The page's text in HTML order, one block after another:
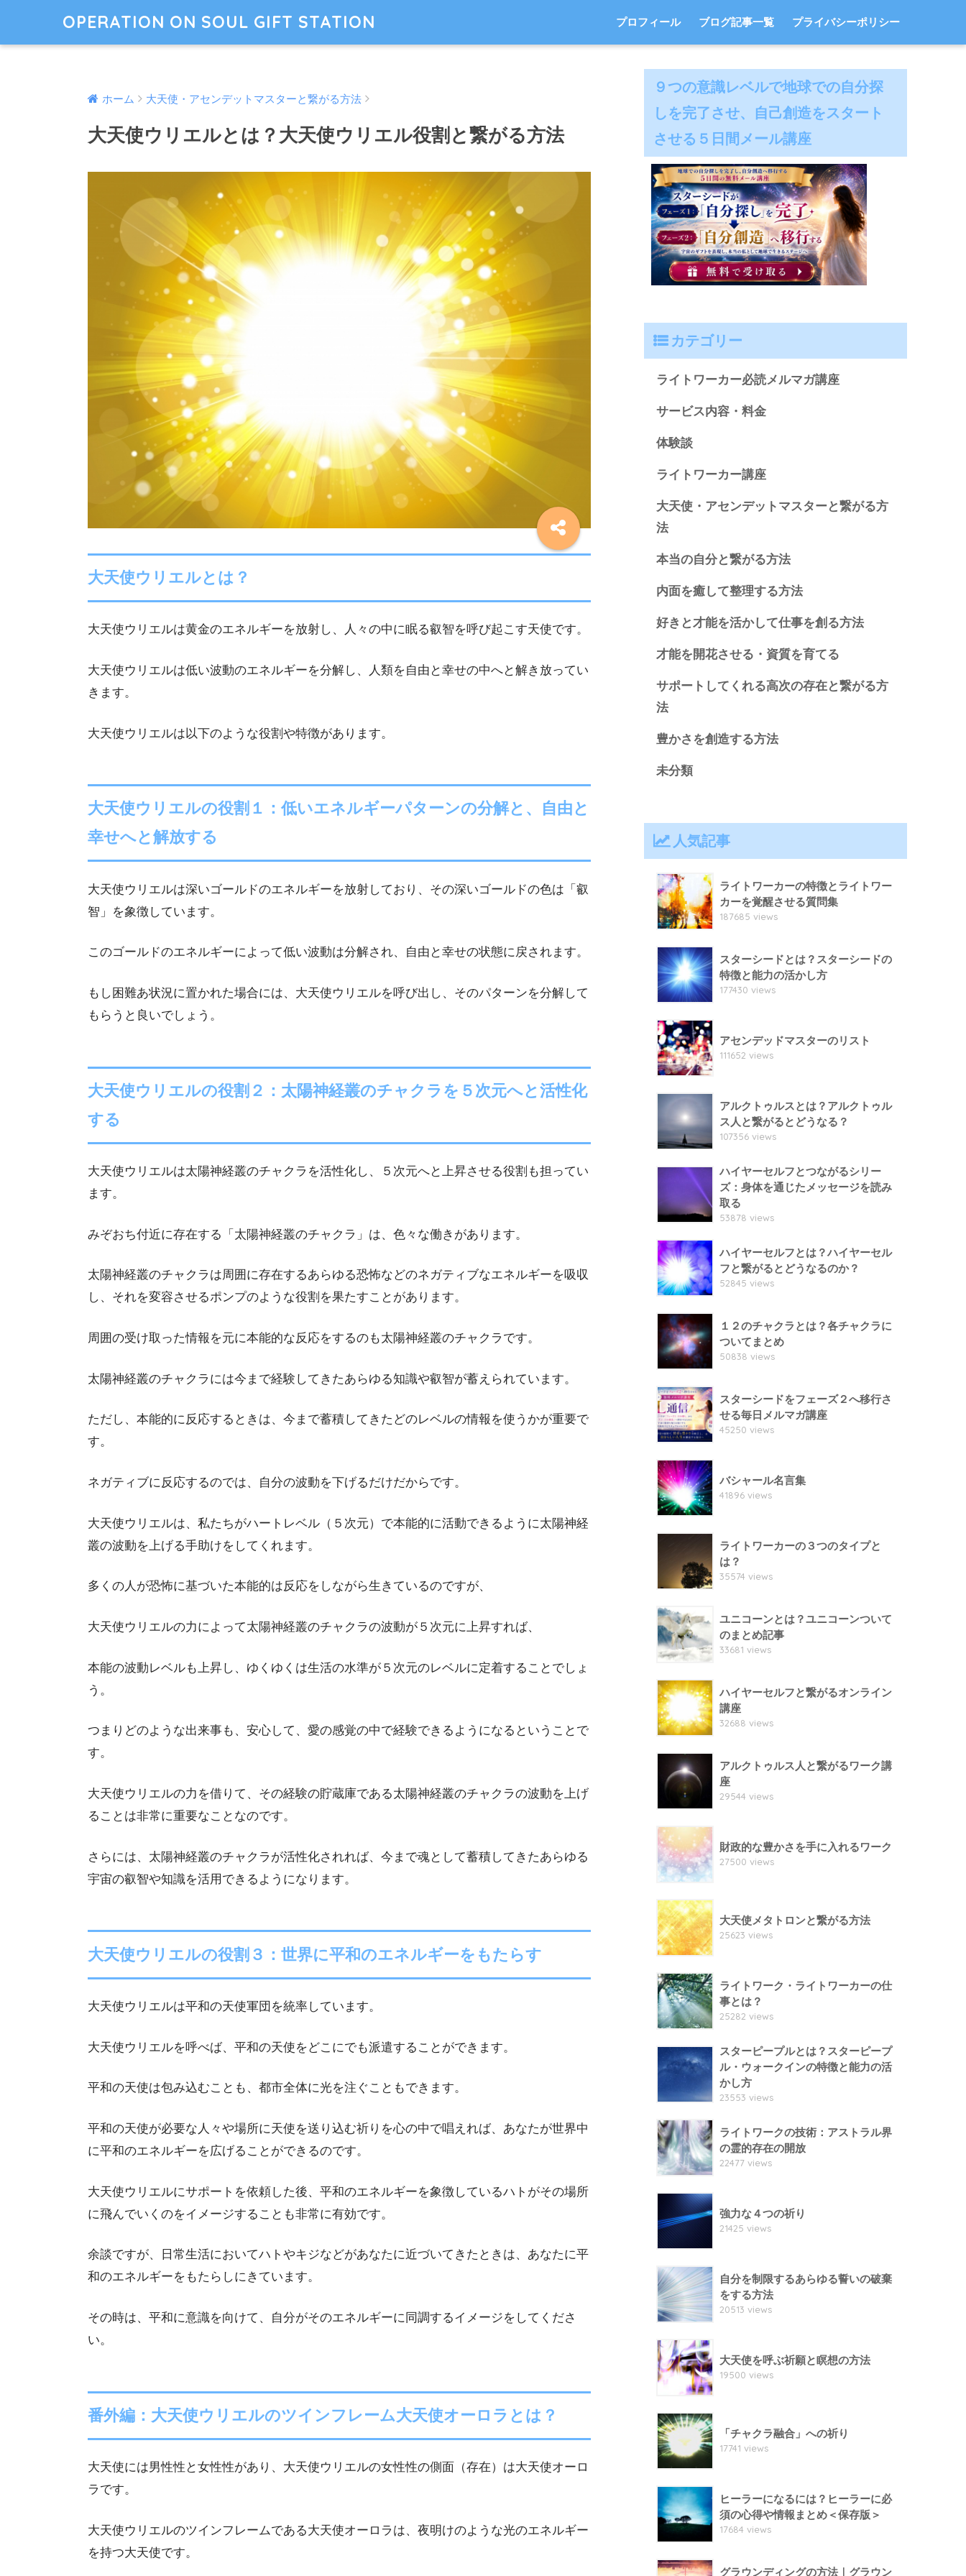
OPERATION ON SOUL GIFT STATION プロフィール ブログ記事一覧 プライバシーポリシー
ホーム 大天使・アセンデットマスターと繋がる方法
大天使ウリエルとは？大天使ウリエル役割と繋がる方法
大天使ウリエルとは？
大天使ウリエルは黄金のエネルギーを放射し、人々の中に眠る叡智を呼び起こす天使です。
大天使ウリエルは低い波動のエネルギーを分解し、人類を自由と幸せの中へと解き放ってい
きます。
大天使ウリエルは以下のような役割や特徴があります。
大天使ウリエルの役割１：低いエネルギーパターンの分解と、自由と
幸せへと解放する
大天使ウリエルは深いゴールドのエネルギーを放射しており、その深いゴールドの色は「叡
智」を象徴しています。
このゴールドのエネルギーによって低い波動は分解され、自由と幸せの状態に戻されます。
もし困難あ状況に置かれた場合には、大天使ウリエルを呼び出し、そのパターンを分解して
もらうと良いでしょう。
大天使ウリエルの役割２：太陽神経叢のチャクラを５次元へと活性化
する
大天使ウリエルは太陽神経叢のチャクラを活性化し、５次元へと上昇させる役割も担ってい
ます。
みぞおち付近に存在する「太陽神経叢のチャクラ」は、色々な働きがあります。
太陽神経叢のチャクラは周囲に存在するあらゆる恐怖などのネガティブなエネルギーを吸収
し、それを変容させるポンプのような役割を果たすことがあります。
周囲の受け取った情報を元に本能的な反応をするのも太陽神経叢のチャクラです。
太陽神経叢のチャクラには今まで経験してきたあらゆる知識や叡智が蓄えられています。
ただし、本能的に反応するときは、今まで蓄積してきたどのレベルの情報を使うかが重要で
す。
ネガティブに反応するのでは、自分の波動を下げるだけだからです。
大天使ウリエルは、私たちがハートレベル（５次元）で本能的に活動できるように太陽神経
叢の波動を上げる手助けをしてくれます。
多くの人が恐怖に基づいた本能的は反応をしながら生きているのですが、
大天使ウリエルの力によって太陽神経叢のチャクラの波動が５次元に上昇すれば、
本能の波動レベルも上昇し、ゆくゆくは生活の水準が５次元のレベルに定着することでしょ
う。
つまりどのような出来事も、安心して、愛の感覚の中で経験できるようになるということで
す。
大天使ウリエルの力を借りて、その経験の貯蔵庫である太陽神経叢のチャクラの波動を上げ
ることは非常に重要なことなのです。
さらには、太陽神経叢のチャクラが活性化されれば、今まで魂として蓄積してきたあらゆる
宇宙の叡智や知識を活用できるようになります。
大天使ウリエルの役割３：世界に平和のエネルギーをもたらす
大天使ウリエルは平和の天使軍団を統率しています。
大天使ウリエルを呼べば、平和の天使をどこにでも派遣することができます。
平和の天使は包み込むことも、都市全体に光を注ぐこともできます。
平和の天使が必要な人々や場所に天使を送り込む祈りを心の中で唱えれば、あなたが世界中
に平和のエネルギーを広げることができるのです。
大天使ウリエルにサポートを依頼した後、平和のエネルギーを象徴しているハトがその場所
に飛んでいくのをイメージすることも非常に有効です。
余談ですが、日常生活においてハトやキジなどがあなたに近づいてきたときは、あなたに平
和のエネルギーをもたらしにきています。
その時は、平和に意識を向けて、自分がそのエネルギーに同調するイメージをしてくださ
い。
番外編：大天使ウリエルのツインフレーム大天使オーロラとは？
大天使には男性性と女性性があり、大天使ウリエルの女性性の側面（存在）は大天使オーロ
ラです。
大天使ウリエルのツインフレームである大天使オーロラは、夜明けのような光のエネルギー
を持つ大天使です。
９つの意識レベルで地球での自分探
しを完了させ、自己創造をスタート
させる５日間メール講座
カテゴリー
ライトワーカー必読メルマガ講座
サービス内容・料金
体験談
ライトワーカー講座
大天使・アセンデットマスターと繋がる方
法
本当の自分と繋がる方法
内面を癒して整理する方法
好きと才能を活かして仕事を創る方法
才能を開花させる・資質を育てる
サポートしてくれる高次の存在と繋がる方
法
豊かさを創造する方法
未分類
人気記事
ライトワーカーの特徴とライトワー
カーを覚醒させる質問集
187685 views
スターシードとは？スターシードの
特徴と能力の活かし方
177430 views
アセンデッドマスターのリスト
111652 views
アルクトゥルスとは？アルクトゥル
ス人と繋がるとどうなる？
107356 views
ハイヤーセルフとつながるシリー
ズ：身体を通じたメッセージを読み
取る
53878 views
ハイヤーセルフとは？ハイヤーセル
フと繋がるとどうなるのか？
52845 views
１２のチャクラとは？各チャクラに
ついてまとめ
50838 views
スターシードをフェーズ２へ移行さ
せる毎日メルマガ講座
45250 views
バシャール名言集
41896 views
ライトワーカーの３つのタイプと
は？
35574 views
ユニコーンとは？ユニコーンついて
のまとめ記事
33681 views
ハイヤーセルフと繋がるオンライン
講座
32688 views
アルクトゥルス人と繋がるワーク講
座
29544 views
財政的な豊かさを手に入れるワーク
27500 views
大天使メタトロンと繋がる方法
25623 views
ライトワーク・ライトワーカーの仕
事とは？
25282 views
スターピープルとは？スターピープ
ル・ウォークインの特徴と能力の活
かし方
23553 views
ライトワークの技術：アストラル界
の霊的存在の開放
22477 views
強力な４つの祈り
21425 views
自分を制限するあらゆる誓いの破棄
をする方法
20513 views
大天使を呼ぶ祈願と瞑想の方法
19500 views
「チャクラ融合」への祈り
17741 views
ヒーラーになるには？ヒーラーに必
須の心得や情報まとめ＜保存版＞
17684 views
グラウンディングの方法｜グラウン